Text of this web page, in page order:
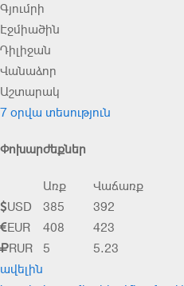
Գյումրի
Էջմիածին
Դիլիջան
Վանաձոր
Աշտարակ
7 օրվա տեսություն
Փոխարժեքներ
Առք
Վաճառք
USD
385
392
EUR
408
423
RUR
5
5.23
ավելին